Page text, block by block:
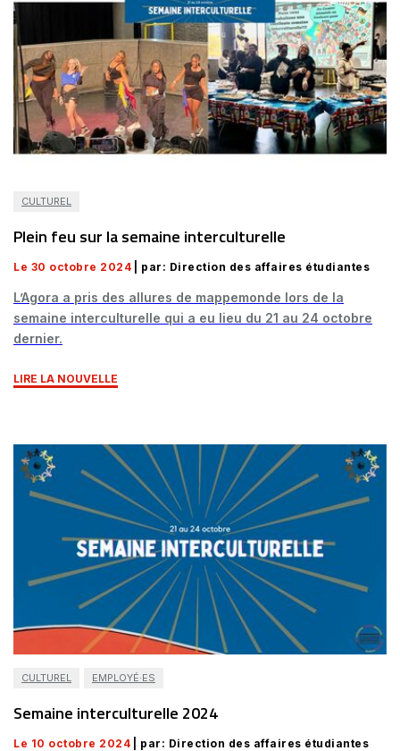
CULTUREL
Plein feu sur la semaine interculturelle
Le 30 octobre 2024 | par: Direction des affaires étudiantes
L’Agora a pris des allures de mappemonde lors de la
semaine interculturelle qui a eu lieu du 21 au 24 octobre
dernier.
LIRE LA NOUVELLE
CULTUREL EMPLOYÉ·ES
Semaine interculturelle 2024
Le 10 octobre 2024 | par: Direction des affaires étudiantes